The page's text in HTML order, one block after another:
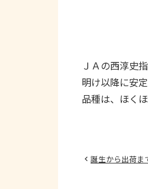
ＪＡの西淳史
明け以降に安
品種は、ほく